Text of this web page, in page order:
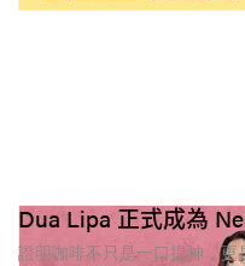
火，而我們認為，這樣
Dua Lipa 正式成為
證明咖啡不只是一口提神，更